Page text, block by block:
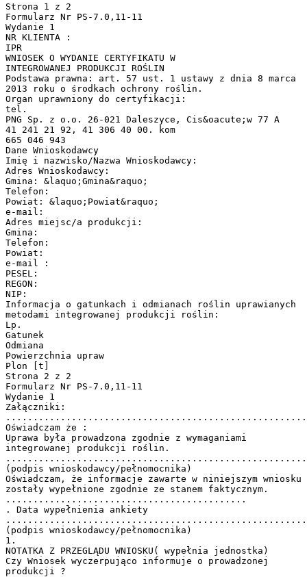
Strona 1 z 2
Formularz Nr PS-7.0,11-11
Wydanie 1
NR KLIENTA :
IPR
WNIOSEK O WYDANIE CERTYFIKATU W
INTEGROWANEJ PRODUKCJI ROŚLIN
Podstawa prawna: art. 57 ust. 1 ustawy z dnia 8 marca
2013 roku o środkach ochrony roślin.
Organ uprawniony do certyfikacji:
tel.
PNG Sp. z o.o. 26-021 Daleszyce, Cis&oacute;w 77 A
41 241 21 92, 41 306 40 00. kom
665 046 943
Dane Wnioskodawcy
Imię i nazwisko/Nazwa Wnioskodawcy:
Adres Wnioskodawcy:
Gmina: &laquo;Gmina&raquo;
Telefon:
Powiat: &laquo;Powiat&raquo;
e-mail:
Adres miejsc/a produkcji:
Gmina:
Telefon:
Powiat:
e-mail :
PESEL:
REGON:
NIP:
Informacja o gatunkach i odmianach roślin uprawianych
metodami integrowanej produkcji roślin:
Lp.
Gatunek
Odmiana
Powierzchnia upraw
Plon [t]
Strona 2 z 2
Formularz Nr PS-7.0,11-11
Wydanie 1
Załączniki:
Oświadczam że :
Uprawa była prowadzona zgodnie z wymaganiami
integrowanej produkcji roślin.
(podpis wnioskodawcy/pełnomocnika)
Oświadczam, że informacje zawarte w niniejszym wniosku
zostały wypełnione zgodnie ze stanem faktycznym.
............................................
. Data wypełnienia ankiety
(podpis wnioskodawcy/pełnomocnika)
1.
NOTATKA Z PRZEGLĄDU WNIOSKU( wypełnia jednostka)
Czy Wniosek wyczerpująco informuje o prowadzonej
produkcji ?